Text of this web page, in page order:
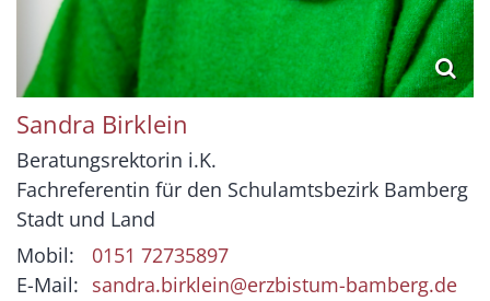
Sandra Birklein
Beratungsrektorin i.K.
Fachreferentin für den Schulamtsbezirk Bamberg
Stadt und Land
Mobil:
0151 72735897
E-Mail: sandra.birklein@erzbistum-bamberg.de